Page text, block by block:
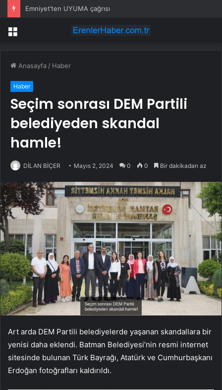
Emniyet’ten UYUMA çağrısı
Menü
Anasayfa / Haber
Haber
Seçim sonrası DEM Partili
belediyeden skandal
hamle!
DİLAN BİÇER Mayıs 2, 2024 0 0 Bir dakikadan az
Art arda DEM Partili belediyelerde yaşanan skandallara bir
yenisi daha eklendi. Batman Belediyesi’nin resmi internet
sitesinde bulunan Türk Bayrağı, Atatürk ve Cumhurbaşkanı
Erdoğan fotoğrafları kaldırıldı.